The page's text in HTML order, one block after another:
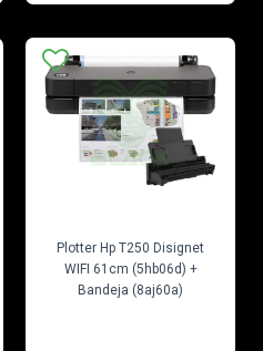
Plotter Hp T250 Disignet
WIFI 61cm (5hb06d) +
Bandeja (8aj60a)